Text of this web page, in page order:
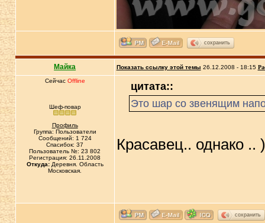
сохранить
Майка Показать ссылку этой темы 26.12.2008 - 18:15
Сейчас Offline
Шеф-повар
Профиль
Группа: Пользователи
Сообщений: 1 724
Спасибок: 37
Пользователь №: 23 802
Регистрация: 26.11.2008
Откуда:Деревня. Область
Московская.
цитата::
Это шар со звенящим
Красавец.. однако ..
сохранить